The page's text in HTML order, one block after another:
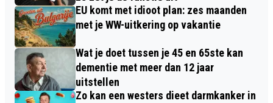
EU komt met idioot plan: zes maanden
met je WW-uitkering op vakantie
Wat je doet tussen je 45 en 65ste kan
dementie met meer dan 12 jaar
uitstellen
Zo kan een westers dieet darmkanker in